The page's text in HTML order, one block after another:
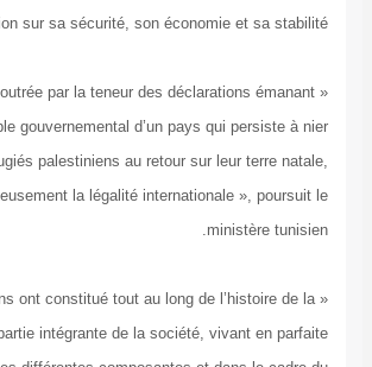
suspicion sur sa sécurité, son économie et
« La Tunisie est outrée par la teneur des
d’un responsable gouvernemental d’un pays qui
le droit des réfugiés palestiniens au retour sur leur
défiant honteusement la légalité internationale
« Les juifs tunisiens ont constitué tout au long de
Tunisie, une partie intégrante de la société, vivant